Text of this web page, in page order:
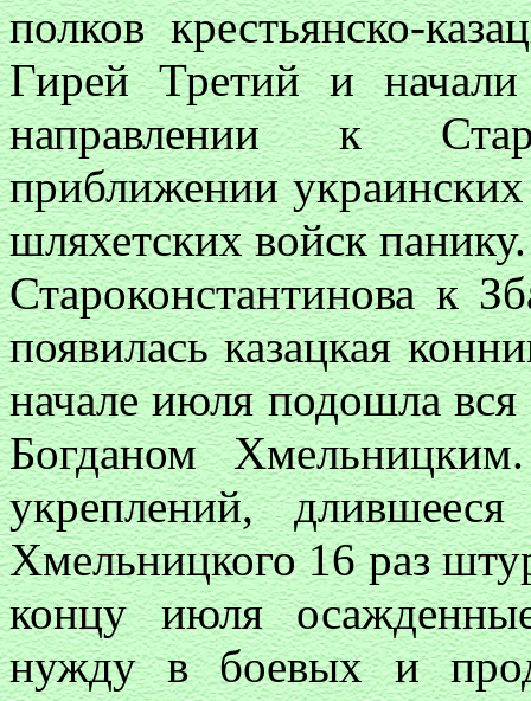
полков крестьянско-
Гирей Третий и
направлении к
приближении
шляхетских войск
Староконстантинова к
появилась казацкая
начале июля подошла вся
Богданом
укреплений,
Хмельницкого 16 раз
концу июля
нужду в боевых и